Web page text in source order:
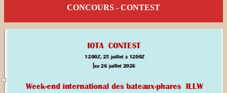
CONCOURS - CONTEST